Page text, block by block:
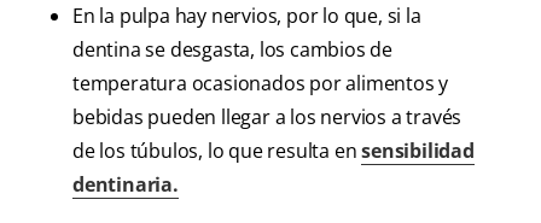
En la pulpa hay nervios, por lo que, si la
dentina se desgasta, los cambios de
temperatura ocasionados por alimentos y
bebidas pueden llegar a los nervios a través
de los túbulos, lo que resulta ensensibilidad
dentinaria.